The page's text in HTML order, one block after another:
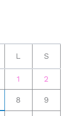
L S
1 2
8 9